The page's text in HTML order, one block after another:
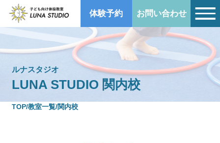
体験予約 お問い合わせ
LUNA STUDIO 関内校｜子ども向け体操教室｜
ルナスタジオ
LUNA STUDIO 関内校
TOP/教室一覧/関内校